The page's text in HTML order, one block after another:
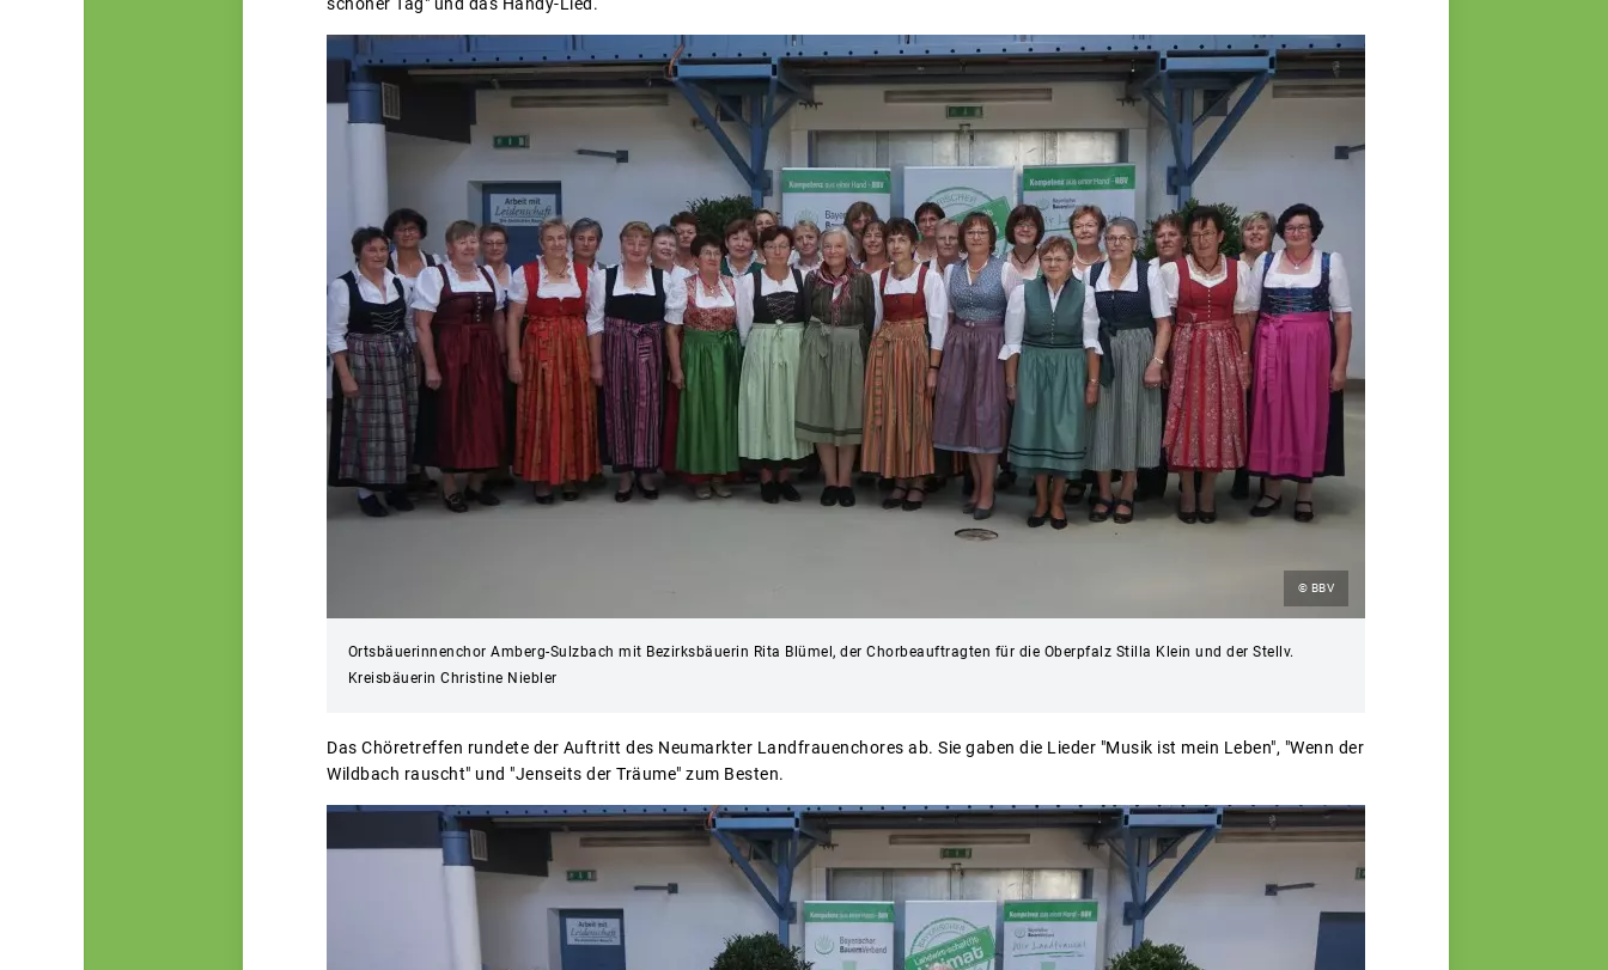
© BBV
Ortsbäuerinnenchor Amberg-Sulzbach mit Bezirksbäuerin Rita Blümel, der Chorbeauftragten für die Oberpfalz Stilla Klein und der Stellv.
Kreisbäuerin Christine Niebler
Das Chöretreffen rundete der Auftritt des Neumarkter Landfrauenchores ab. Sie gaben die Lieder "Musik ist mein Leben", "Wenn der
Wildbach rauscht" und "Jenseits der Träume" zum Besten.